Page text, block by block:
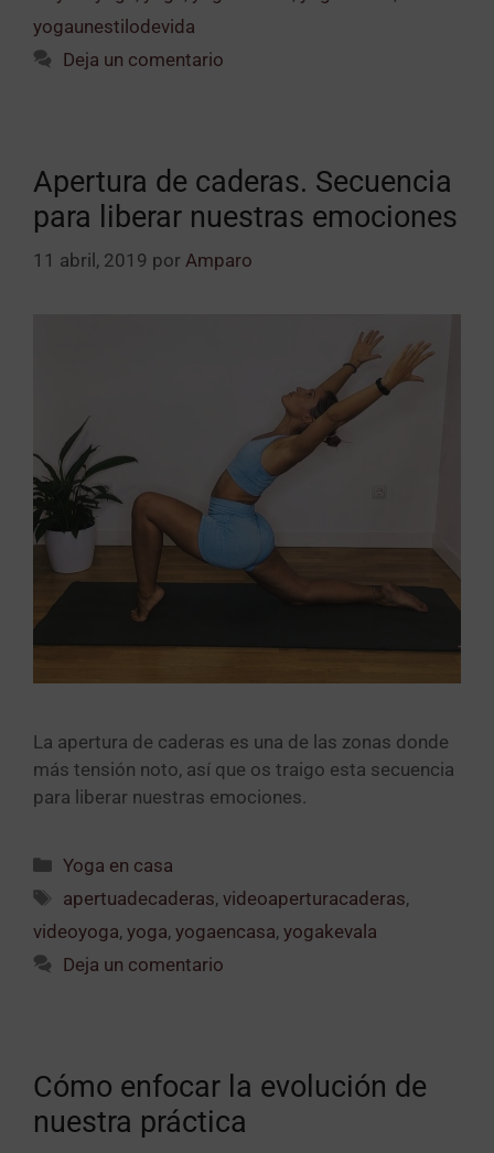
yogaunestilodevida
Deja un comentario
Apertura de caderas. Secuencia
para liberar nuestras emociones
11 abril, 2019 por Amparo
La apertura de caderas es una de las zonas donde
más tensión noto, así que os traigo esta secuencia
para liberar nuestras emociones.
Yoga en casa
apertuadecaderas,videoaperturacaderas,
videoyoga, yoga, yogaencasa, yogakevala
Deja un comentario
Cómo enfocar la evolución de
nuestra práctica